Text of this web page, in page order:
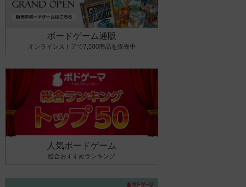
ボードゲーム通販
オンラインストアで7,500商品を販売中
人気ボードゲーム
総合おすすめランキング